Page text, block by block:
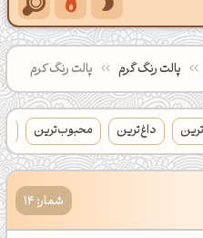
پالت رنگ گرم پالت رنگ کرم
داغ‌ترین محبوب‌ترین
شمار: 14